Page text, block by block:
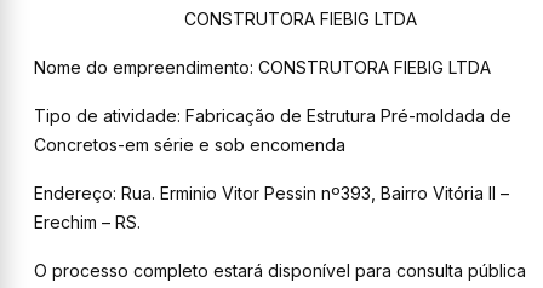
CONSTRUTORA FIEBIG LTDA
Nome do empreendimento: CONSTRUTORA FIEBIG LTDA
Tipo de atividade: Fabricação de Estrutura Pré-moldada de
Concretos-em série e sob encomenda
Endereço: Rua. Erminio Vitor Pessin nº393, Bairro Vitória ll –
Erechim – RS.
O processo completo estará disponível para consulta pública